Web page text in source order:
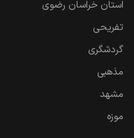
استان خراسان رضوی
تفریحی
گردشگری
مذهبی
مشهد
موزه